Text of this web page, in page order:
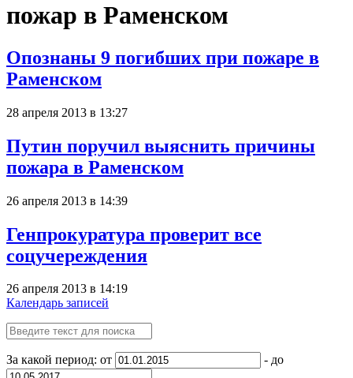
пожар в Раменском
Опознаны 9 погибших при пожаре в
Раменском
28 апреля 2013 в 13:27
Путин поручил выяснить причины
пожара в Раменском
26 апреля 2013 в 14:39
Генпрокуратура проверит все
соцучереждения
26 апреля 2013 в 14:19
Календарь записей
За какой период: от - до